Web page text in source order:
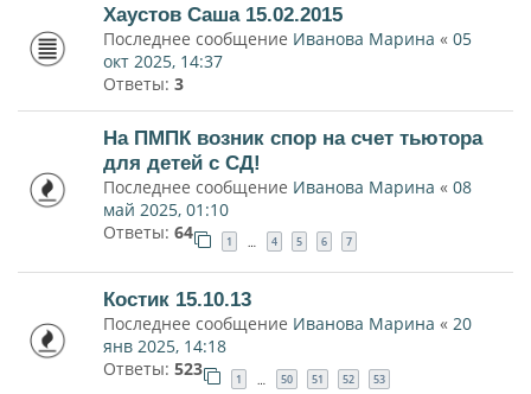
Хаустов Саша 15.02.2015
Последнее сообщение Иванова Марина « 05
окт 2025, 14:37
Ответы: 3
На ПМПК возник спор на счет тьютора
для детей с СД!
Последнее сообщение Иванова Марина « 08
май 2025, 01:10
Ответы: 64 1 … 4 5 6 7
Костик 15.10.13
Последнее сообщение Иванова Марина « 20
янв 2025, 14:18
Ответы: 523 1 … 50 51 52 53